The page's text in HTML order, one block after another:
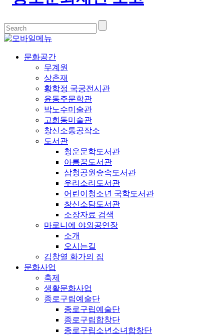
문화공간
무계원
상촌재
황학정 국궁전시관
윤동주문학관
박노수미술관
고희동미술관
창신소통공작소
도서관
청운문학도서관
아름꿈도서관
삼청공원숲속도서관
우리소리도서관
어린이청소년 국학도서관
창신소담도서관
소장자료 검색
마로니에 야외공연장
소개
오시는길
김창열 화가의 집
문화사업
축제
생활문화사업
종로구립예술단
종로구립예술단
종로구립합창단
종로구립소년소녀합창단